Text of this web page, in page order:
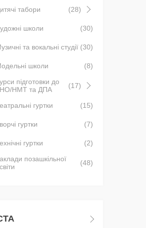
табори (28)
школи (30)
та вокальні студії (30)
школи
(8)
підготовки до
НМТ та ДПА
(17)
гуртки (15)
гуртки (7)
гуртки
(2)
позашкільної
(48)